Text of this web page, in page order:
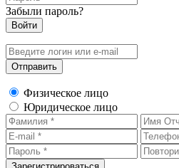
Забыли пароль?
Физическое лицо
Юридическое лицо